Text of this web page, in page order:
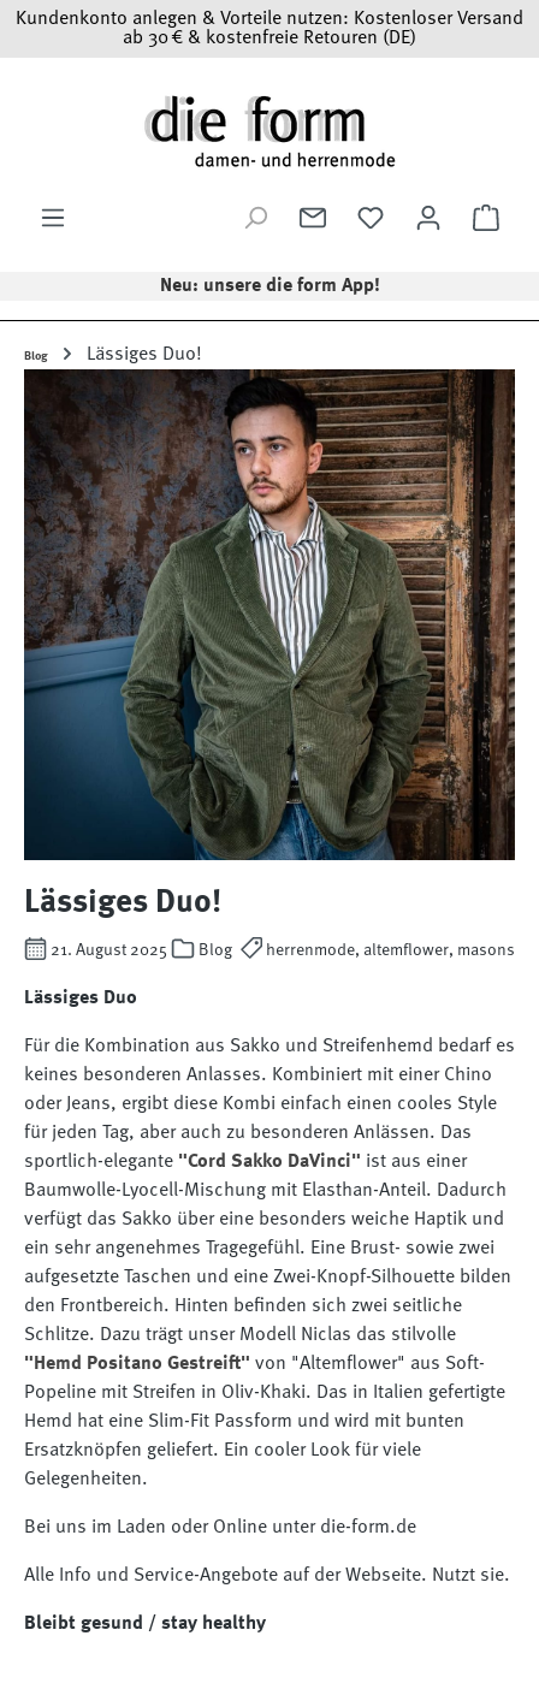
Zum Hauptinhalt springen
Kundenkonto anlegen & Vorteile nutzen: Kostenloser Versand
ab 30 € & kostenfreie Retouren (DE)
Neu: unsere die form App!
Blog Lässiges Duo!
Lässiges Duo!
21. August 2025 Blog herrenmode, altemflower, masons
Lässiges Duo
Für die Kombination aus Sakko und Streifenhemd bedarf es
keines besonderen Anlasses. Kombiniert mit einer Chino
oder Jeans, ergibt diese Kombi einfach einen cooles Style
für jeden Tag, aber auch zu besonderen Anlässen. Das
sportlich-elegante "Cord Sakko DaVinci" ist aus einer
Baumwolle-Lyocell-Mischung mit Elasthan-Anteil. Dadurch
verfügt das Sakko über eine besonders weiche Haptik und
ein sehr angenehmes Tragegefühl. Eine Brust- sowie zwei
aufgesetzte Taschen und eine Zwei-Knopf-Silhouette bilden
den Frontbereich. Hinten befinden sich zwei seitliche
Schlitze. Dazu trägt unser Modell Niclas das stilvolle
"Hemd Positano Gestreift" von "Altemflower" aus Soft-
Popeline mit Streifen in Oliv-Khaki. Das in Italien gefertigte
Hemd hat eine Slim-Fit Passform und wird mit bunten
Ersatzknöpfen geliefert. Ein cooler Look für viele
Gelegenheiten.
Bei uns im Laden oder Online unter die-form.de
Alle Info und Service-Angebote auf der Webseite. Nutzt sie.
Bleibt gesund / stay healthy